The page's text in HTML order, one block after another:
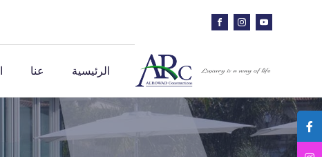
الرئيسية عنا